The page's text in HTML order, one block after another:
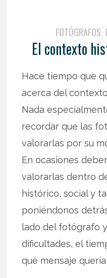
FOTÓGRAFOS,
El contexto
Hace tiempo que
acerca del
Nada
recordar que las
valorarlas por su
En ocasiones
valorarlas dentro
histórico, social y
poniéndonos
lado del fotógrafo
dificultades, el
qué mensaje